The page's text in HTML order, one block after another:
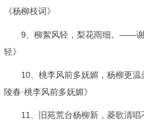
《杨柳枝词》
9、柳絮风轻，梨花雨细。——
轻》
10、桃李风前多妩媚，杨柳更
陵春·桃李风前多妩媚》
11、旧苑荒台杨柳新，菱歌清